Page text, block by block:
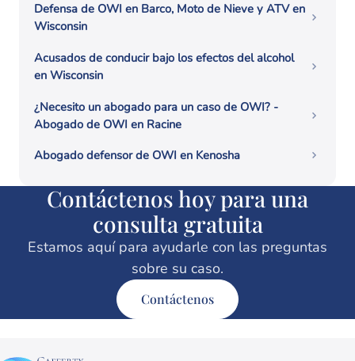
Defensa de OWI en Barco, Moto de Nieve y ATV en
Wisconsin
Acusados ​​de conducir bajo los efectos del alcohol
en Wisconsin
¿Necesito un abogado para un caso de OWI? -
Abogado de OWI en Racine
Abogado defensor de OWI en Kenosha
Contáctenos hoy para una
consulta gratuita
Estamos aquí para ayudarle con las preguntas
sobre su caso.
Contáctenos